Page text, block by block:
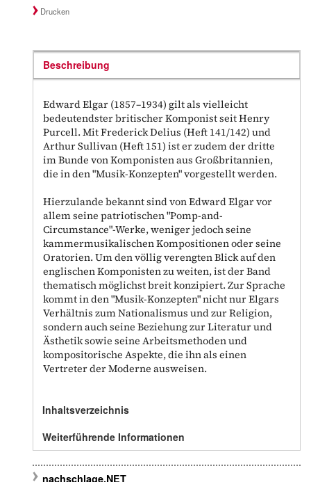
Drucken
Beschreibung
Edward Elgar (1857–1934) gilt als vielleicht
bedeutendster britischer Komponist seit Henry
Purcell. Mit Frederick Delius (Heft 141/142) und
Arthur Sullivan (Heft 151) ist er zudem der dritte
im Bunde von Komponisten aus Großbritannien,
die in den "Musik-Konzepten" vorgestellt werden.
Hierzulande bekannt sind von Edward Elgar vor
allem seine patriotischen "Pomp-and-
Circumstance"-Werke, weniger jedoch seine
kammermusikalischen Kompositionen oder seine
Oratorien. Um den völlig verengten Blick auf den
englischen Komponisten zu weiten, ist der Band
thematisch möglichst breit konzipiert. Zur Sprache
kommt in den "Musik-Konzepten" nicht nur Elgars
Verhältnis zum Nationalismus und zur Religion,
sondern auch seine Beziehung zur Literatur und
Ästhetik sowie seine Arbeitsmethoden und
kompositorische Aspekte, die ihn als einen
Vertreter der Moderne ausweisen.
Inhaltsverzeichnis
Weiterführende Informationen
nachschlage.NET